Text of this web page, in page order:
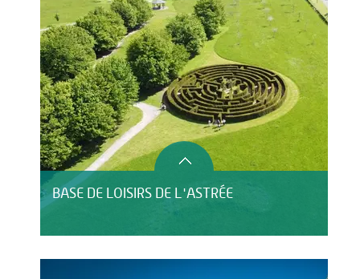
BASE DE LOISIRS DE L'ASTRÉE